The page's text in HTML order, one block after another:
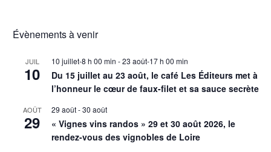
Évènements à venir
JUIL
10
10 juillet-8 h 00 min -23 août-17 h 00 min
Du 15 juillet au 23 août, le café Les Éditeurs met à
l’honneur le cœur de faux-filet et sa sauce secrète
AOÛT
29
29 août-30 août
« Vignes vins randos » 29 et 30 août 2026, le
rendez-vous des vignobles de Loire